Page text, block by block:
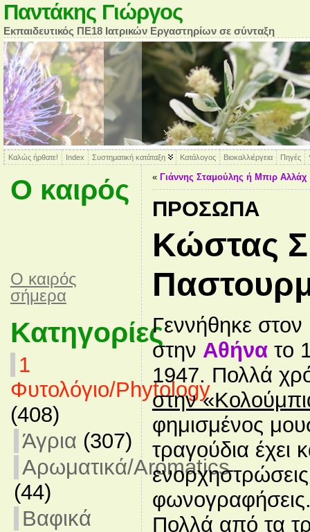
Παντάκης Γιώργος
Εκπαιδευτικός ΠΕ18 Ιατρικών Εργαστηρίων σε σύνταξη
Καλώς ήρθατε! Index Συστηματική κατάταξη Κατάλογος Βιοκαλλιέργεια Πηγές
Ο καιρός
O καιρός
σήμερα
Κατηγορίες
1
Φυτολόγιο/Phytology
(408)
Άγρια (307)
Αρωματικά/Aromatics
(44)
Βαφικά
« Γιάννης Σταμούλης ή Μπιρ Αλλάχ
ΠΡΌΣΩΠΑ
Κώστας
Γεννήθηκε στον
στην Αθήνα το
1947. Πολλά
στην
φημισμένος
τραγούδια έχει
ενορχηστρώσεις
Πολλά από τα